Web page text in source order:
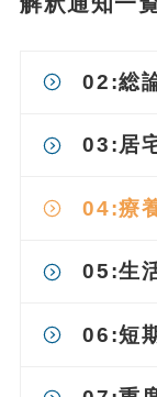
02:総
03:居
04:療
05:生
06:短